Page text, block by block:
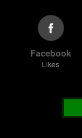
Facebook
Likes